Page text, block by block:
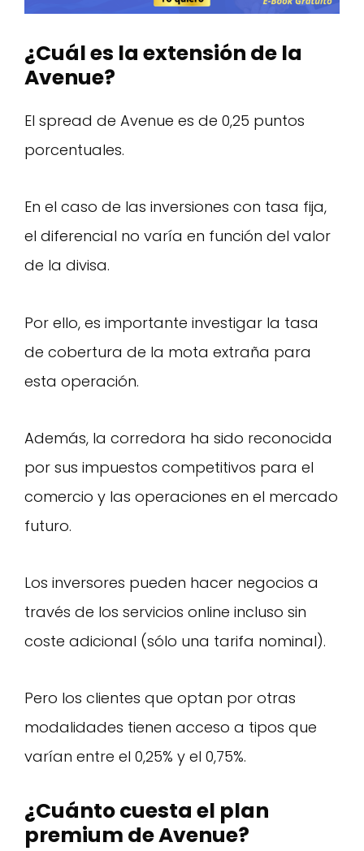
¿Cuál es la extensión de la
Avenue?
El spread de Avenue es de 0,25 puntos
porcentuales.
En el caso de las inversiones con tasa fija,
el diferencial no varía en función del valor
de la divisa.
Por ello, es importante investigar la tasa
de cobertura de la mota extraña para
esta operación.
Además, la corredora ha sido reconocida
por sus impuestos competitivos para el
comercio y las operaciones en el mercado
futuro.
Los inversores pueden hacer negocios a
través de los servicios online incluso sin
coste adicional (sólo una tarifa nominal).
Pero los clientes que optan por otras
modalidades tienen acceso a tipos que
varían entre el 0,25% y el 0,75%.
¿Cuánto cuesta el plan
premium de Avenue?